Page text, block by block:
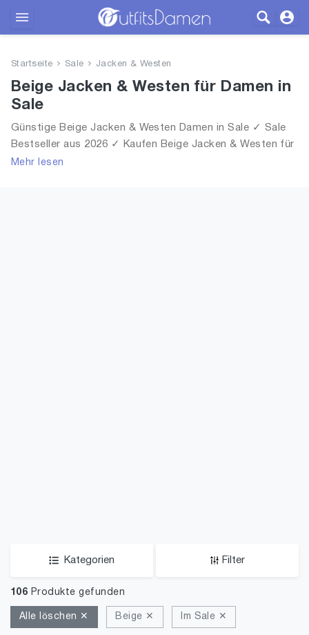
Bekleidung
Schuhe
Startseite Sale Jacken & Westen
Beige Jacken & Westen für Damen in
Sale
Günstige Beige Jacken & Westen Damen in Sale ✓ Sale
Bestseller aus 2026 ✓ Kaufen Beige Jacken & Westen für
Frauen in Sale!
Mehr lesen
Kategorien Filter
106 Produkte gefunden
Alle löschen ✕ Beige ✕ Im Sale ✕